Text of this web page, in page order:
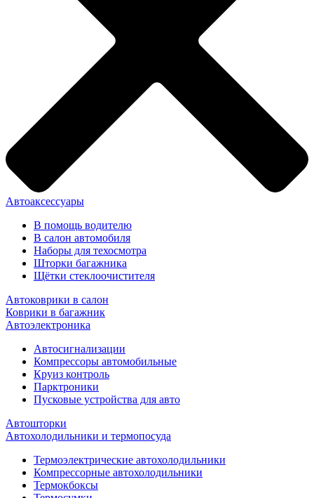
Автоаксессуары
В помощь водителю
В салон автомобиля
Наборы для техосмотра
Шторки багажника
Щётки стеклоочистителя
Автоковрики в салон
Коврики в багажник
Автоэлектроника
Автосигнализации
Компрессоры автомобильные
Круиз контроль
Парктроники
Пусковые устройства для авто
Автошторки
Автохолодильники и термопосуда
Термоэлектрические автохолодильники
Компрессорные автохолодильники
Термокбоксы